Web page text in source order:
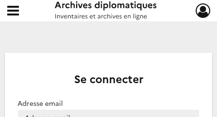
Archives diplomatiques
Ouvrir le menu déroulant
Se connecter
Adresse email